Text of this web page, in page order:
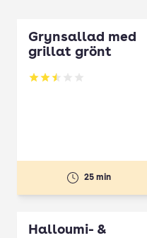
Grynsallad med
grillat grönt
Betyg: 2.5 av 5
25 min
Halloumi- &